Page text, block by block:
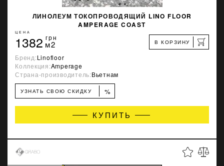
ЛИНОЛЕУМ ТОКОПРОВОДЯЩИЙ LINO FLOOR
AMPERAGE COAST
ЦЕНА
1382 грн
м2 В КОРЗИНУ
Бренд:Linofloor
Коллекция:Amperage
Страна-производитель:Вьетнам
УЗНАТЬ СВОЮ СКИДКУ %
КУПИТЬ